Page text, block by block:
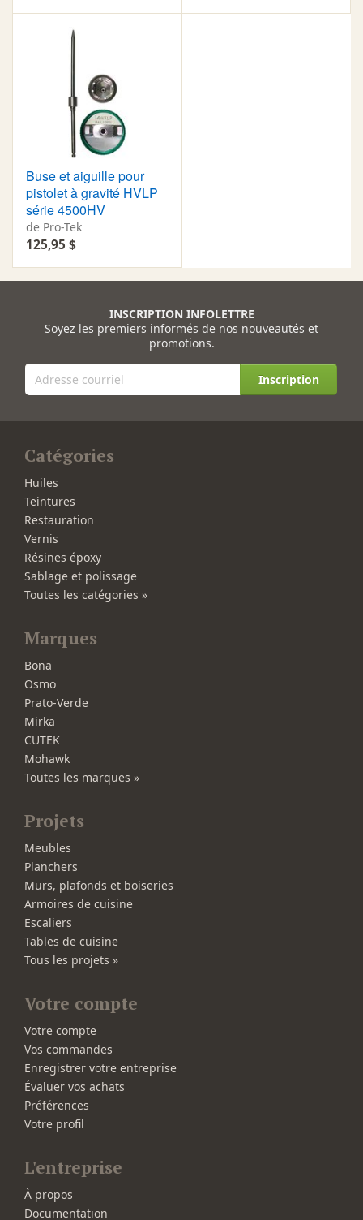
Buse et aiguille pour
pistolet à gravité HVLP
série 4500HV
de Pro-Tek
125,95 $
INSCRIPTION INFOLETTRE
Soyez les premiers informés de nos nouveautés et
promotions.
Inscription
Catégories
Huiles
Teintures
Restauration
Vernis
Résines époxy
Sablage et polissage
Toutes les catégories »
Marques
Bona
Osmo
Prato-Verde
Mirka
CUTEK
Mohawk
Toutes les marques »
Projets
Meubles
Planchers
Murs, plafonds et boiseries
Armoires de cuisine
Escaliers
Tables de cuisine
Tous les projets »
Votre compte
Votre compte
Vos commandes
Enregistrer votre entreprise
Évaluer vos achats
Préférences
Votre profil
L'entreprise
À propos
Documentation